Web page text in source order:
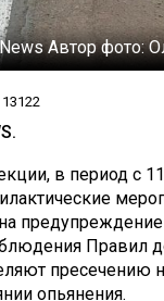
Автор фото:
13122
в период с
Правил
опьянения.